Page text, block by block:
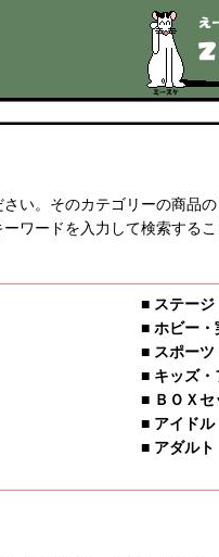
い。そのカテゴリーの商品の
ワードを入力して検索するこ
■ ステージ
■ ホビー・
■ スポーツ
■ キッズ・
■ ＢＯＸセ
■ アイドル
■ アダルト